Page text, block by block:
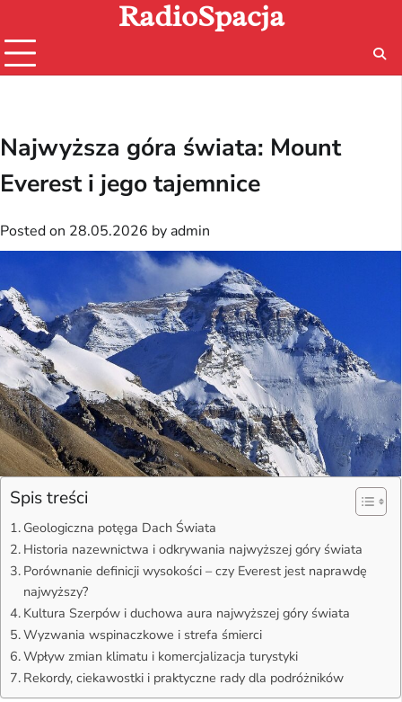
content
RadioSpacja
Najwyższa góra świata: Mount
Everest i jego tajemnice
Posted on 28.05.2026 by admin
Spis treści
Geologiczna potęga Dach Świata
Historia nazewnictwa i odkrywania najwyższej góry świata
Porównanie definicji wysokości – czy Everest jest naprawdę
najwyższy?
Kultura Szerpów i duchowa aura najwyższej góry świata
Wyzwania wspinaczkowe i strefa śmierci
Wpływ zmian klimatu i komercjalizacja turystyki
Rekordy, ciekawostki i praktyczne rady dla podróżników